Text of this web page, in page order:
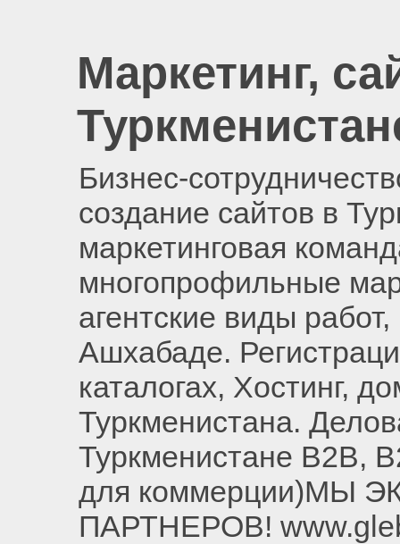
Маркетинг,
Бизнес-
создание сайтов в
маркетинговая
многопрофильные
агентские виды
Ашхабаде.
каталогах, Хостинг,
Туркменистана.
Туркменистане B2B,
для коммерции)МЫ
ПАРТНЕРОВ!